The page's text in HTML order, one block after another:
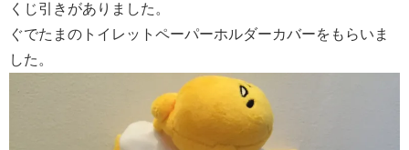
くじ引きがありました。
ぐでたまのトイレットペーパーホルダーカバーをもらいま
した。